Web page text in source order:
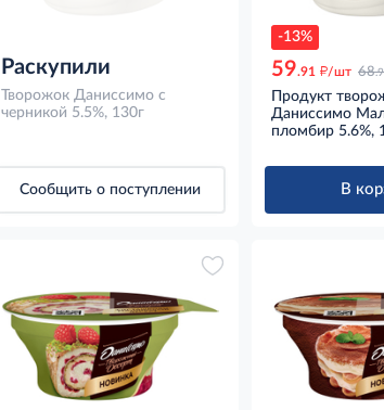
Раскупили
Творожок Даниссимо с
черникой 5.5%, 130г
Сообщить о поступлении
-13%
59.91 д/шт 68
Продукт
Даниссимо
пломбир 5.6%,
В